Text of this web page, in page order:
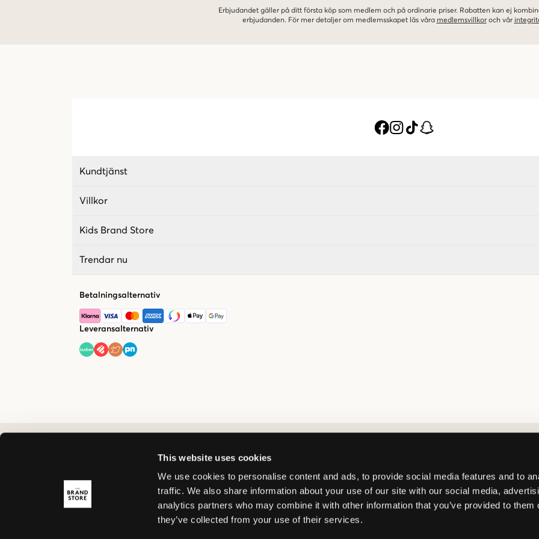
This website uses cookies
We use cookies to personalise content and ads, to provide social media features and to
traffic. We also share information about your use of our site with our social media,
analytics partners who may combine it with other information that you’ve provided to them
they’ve collected from your use of their services.
Erbjudandet gäller på ditt första köp som medlem och på ordinarie priser. Rabatten kan ej
erbjudanden. För mer detaljer om medlemsskapet läs våra medlemsvillkor och vår
Kundtjänst
Villkor
Kids Brand Store
Trendar nu
Betalningsalternativ
Leveransalternativ